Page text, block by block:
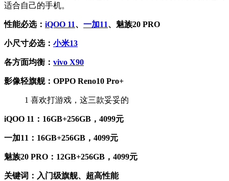
适合自己的手机。
性能必选： iQOO 11、 一加11、魅族20 PRO
小尺寸必选： 小米13
各方面均衡： vivo X90
影像轻旗舰：OPPO Reno10 Pro+
1 喜欢打游戏，这三款妥妥的
iQOO 11：16GB+256GB，4099元
一加11：16GB+256GB，4099元
魅族20 PRO：12GB+256GB，4099元
关键词：入门级旗舰、超高性能